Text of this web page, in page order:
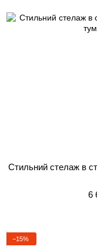
Стильний стелаж в
6
−15%